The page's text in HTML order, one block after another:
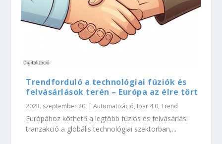
Trendforduló a technológiai fúziók és
felvásárlások terén – Európa az élre tört
2023. szeptember 20. |Automatizáció, Ipar 4.0,Trend
Európához köthető a legtöbb fúziós és felvásárlási
tranzakció a globális technológiai szektorban,...